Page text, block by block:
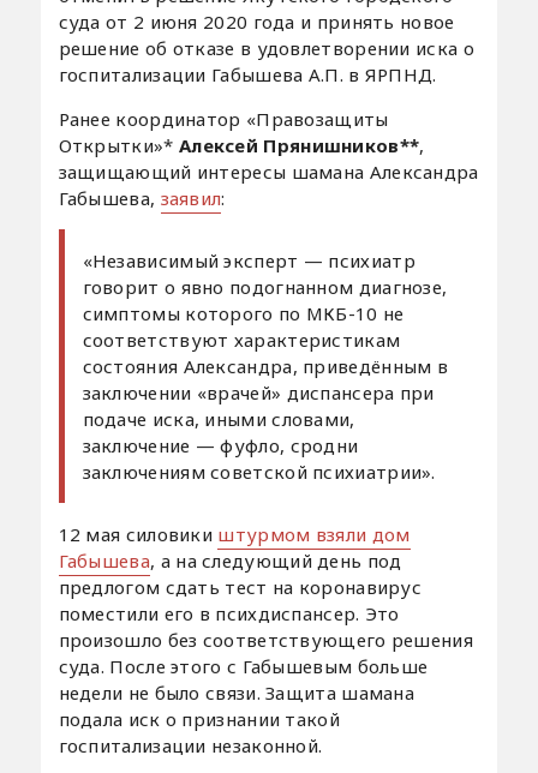
суда от 2 июня 2020 года и принять новое
решение об отказе в удовлетворении иска о
госпитализации Габышева А.П. в ЯРПНД.
Ранее координатор «Правозащиты
Открытки»* Алексей Прянишников**,
защищающий интересы шамана Александра
Габышева, заявил:
«Независимый эксперт — психиатр
говорит о явно подогнанном диагнозе,
симптомы которого по МКБ-10 не
соответствуют характеристикам
состояния Александра, приведённым в
заключении «врачей» диспансера при
подаче иска, иными словами,
заключение — фуфло, сродни
заключениям советской психиатрии».
12 мая силовики штурмом взяли дом
Габышева, а на следующий день под
предлогом сдать тест на коронавирус
поместили его в психдиспансер. Это
произошло без соответствующего решения
суда. После этого с Габышевым больше
недели не было связи. Защита шамана
подала иск о признании такой
госпитализации незаконной.